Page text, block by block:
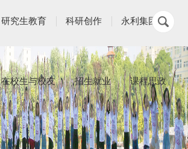
研究生教育 科研创作 永利集团
在校生与校友 招生就业 课程思政